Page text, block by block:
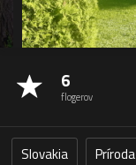
6
flogerov
Slovakia Príroda